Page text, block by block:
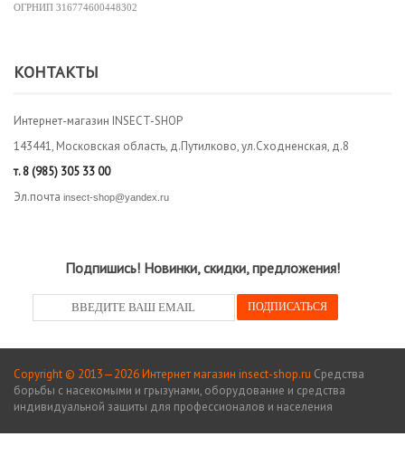
ОГРНИП 316774600448302
КОНТАКТЫ
Интернет-магазин INSECT-SHOP
143441, Московская область, д.Путилково, ул.Сходненская, д.8
т.8 (985) 305 33 00
Эл.почта insect-shop@yandex.ru
Подпишись! Новинки, скидки, предложения!
Copyright © 2013—2026 Интернет магазин insect-shop.ru Средства
борьбы с насекомыми и грызунами, оборудование и средства
индивидуальной защиты для профессионалов и населения